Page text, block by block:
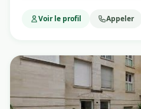
Voir le profil Appeler